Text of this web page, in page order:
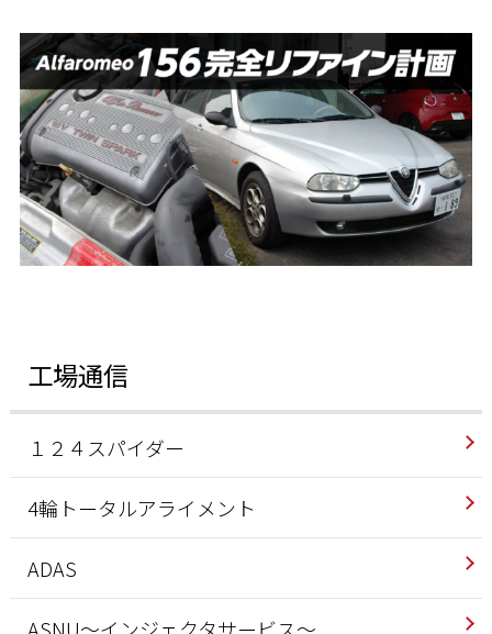
工場通信
１２４スパイダー
4輪トータルアライメント
ADAS
ASNU～インジェクタサービス～